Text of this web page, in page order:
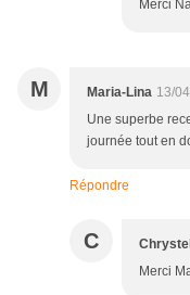
Merci
M Maria-Lina 13/
Une superbe
journée tout en
Répondre
C Chrystel
Merci